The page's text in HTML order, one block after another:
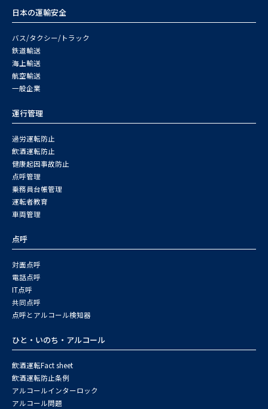
日本の運輸安全
バス/タクシー/トラック
鉄道輸送
海上輸送
航空輸送
一般企業
運行管理
過労運転防止
飲酒運転防止
健康起因事故防止
点呼管理
乗務員台帳管理
運転者教育
車両管理
点呼
対面点呼
電話点呼
IT点呼
共同点呼
点呼とアルコール検知器
ひと・いのち・アルコール
飲酒運転Fact sheet
飲酒運転防止条例
アルコールインターロック
アルコール問題